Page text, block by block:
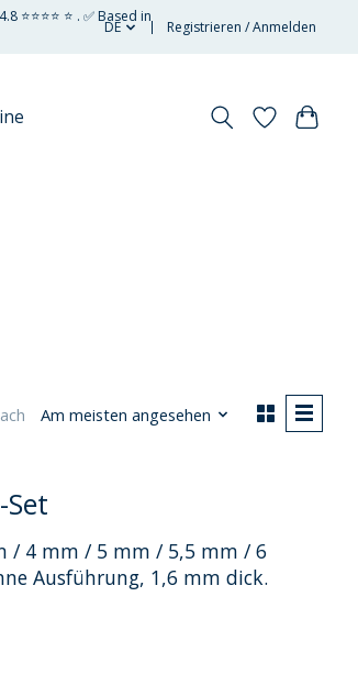
⭐ . ✅ Based in
DE Registrieren / Anmelden
Am meisten angesehen
/ 4 mm / 5 mm / 5,5 mm / 6
Ausführung, 1,6 mm dick.